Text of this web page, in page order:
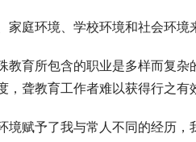
庭环境、学校环境和社会环境
教育所包含的职业是多样而复
聋教育工作者难以获得行之有
境赋予了我与常人不同的经历